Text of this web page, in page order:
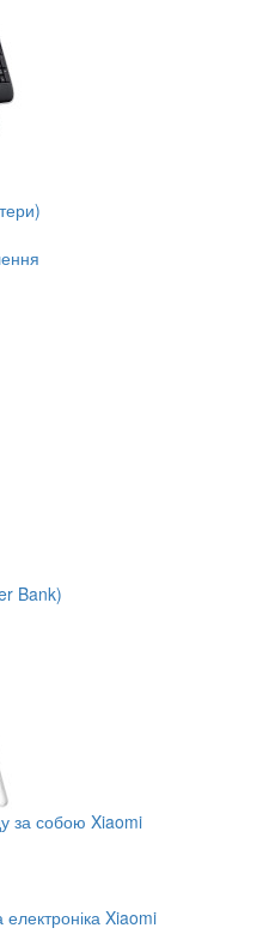
Bank)
за собою Xiaomi
Xiaomi